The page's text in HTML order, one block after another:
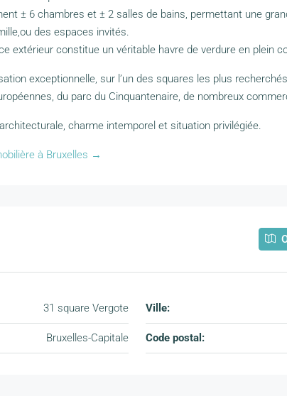
± 6 chambres et ± 2 salles de bains, permettant une
des espaces invités.
extérieur constitue un véritable havre de verdure en plein
exceptionnelle, sur l’un des squares les plus
du parc du Cinquantenaire, de nombreux
charme intemporel et situation privilégiée.
à Bruxelles →
31 square Vergote Ville:
Bruxelles-Capitale Code postal: